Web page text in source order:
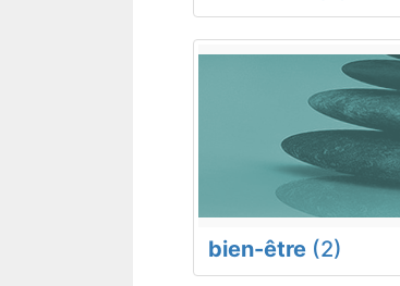
bien-être (2)